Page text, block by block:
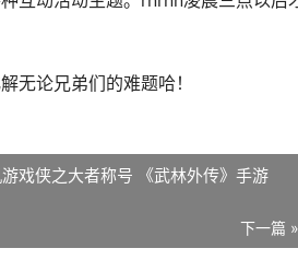
无论兄弟们的难题哈！
戏侠之大者称号 《武林外传》手游
下一篇 »